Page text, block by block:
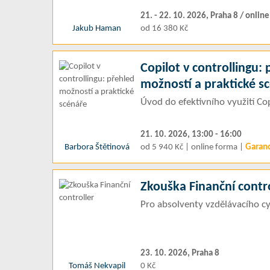
Jakub Haman
21. - 22. 10. 2026, Praha 8 / online
od 16 380 Kč
Barbora Štětinová
Copilot v controllingu:
možností a praktické
Úvod do efektivního využití
21. 10. 2026, 13:00 - 16:00
od 5 940 Kč | online forma |
Tomáš Nekvapil
Zkouška Finanční
Pro absolventy vzdělávacího
23. 10. 2026, Praha 8
0 Kč